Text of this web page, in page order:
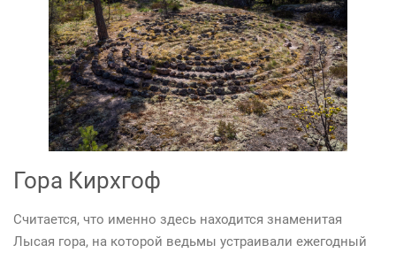
Гора Кирхгоф
Считается, что именно здесь находится знаменитая
Лысая гора, на которой ведьмы устраивали ежегодный